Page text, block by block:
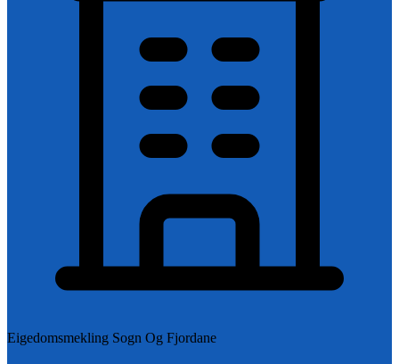
Eigedomsmekling Sogn Og Fjordane